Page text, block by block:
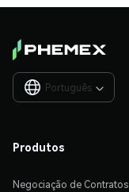
Português 
Produtos
Negociação de Contratos